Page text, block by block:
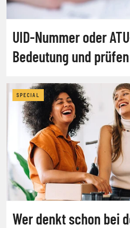
UID-Nummer oder
Bedeutung und prüfen
SPECIAL
Wer denkt schon bei